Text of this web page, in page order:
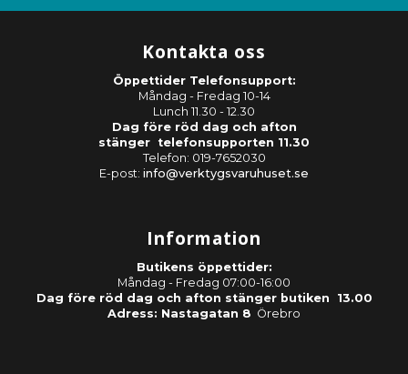
Kontakta oss
Öppettider Telefonsupport:
Måndag - Fredag 10-14
Lunch 11.30 - 12.30
Dag före röd dag och afton
stänger telefonsupporten 11.30
Telefon: 019-7652030
E-post: info@verktygsvaruhuset.se
Information
Butikens öppettider:
Måndag - Fredag 07:00-16:00
Dag före röd dag och afton stänger butiken 13.00
Adress: Nastagatan 8 Örebro